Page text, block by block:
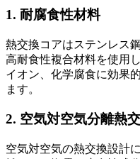
1. 耐腐食性材料
熱交換コアはステンレス
高耐食性複合材料を使用
イオン、化学腐食に効果
ます。
2. 空気対空気分離熱
空気対空気の熱交換設計